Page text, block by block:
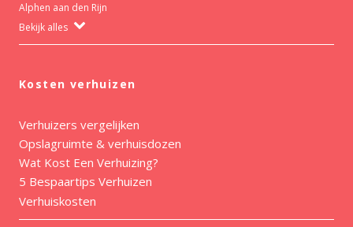
Alphen aan den Rijn
Bekijk alles
Kosten verhuizen
Verhuizers vergelijken
Opslagruimte & verhuisdozen
Wat Kost Een Verhuizing?
5 Bespaartips Verhuizen
Verhuiskosten